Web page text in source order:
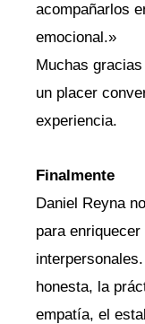
acompañarlos
emocional.»
Muchas
un placer
experiencia.
Finalmente
Daniel Reyna
para
honesta, la
empatía, el